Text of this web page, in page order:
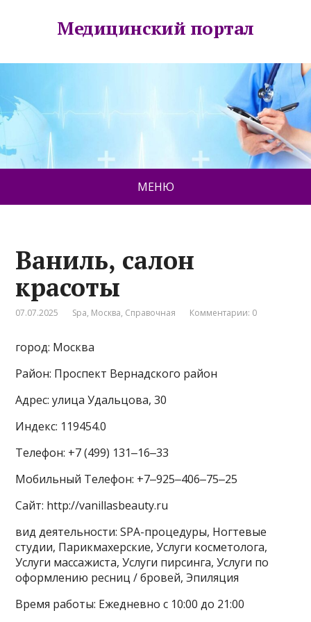
Медицинский портал
МЕНЮ
Ваниль, салон
красоты
07.07.2025 Spa, Москва, Справочная Комментарии: 0
город: Москва
Район: Проспект Вернадского район
Адрес: улица Удальцова, 30
Индекс: 119454.0
Телефон: +7 (499) 131‒16‒33
Мобильный Телефон: +7‒925‒406‒75‒25
Сайт: http://vanillasbeauty.ru
вид деятельности: SPA-процедуры, Ногтевые
студии, Парикмахерские, Услуги косметолога,
Услуги массажиста, Услуги пирсинга, Услуги по
оформлению ресниц / бровей, Эпиляция
Время работы: Ежедневно с 10:00 до 21:00